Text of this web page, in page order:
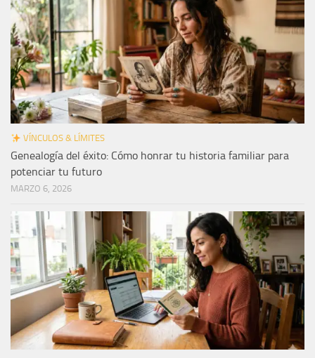
VÍNCULOS & LÍMITES
Genealogía del éxito: Cómo honrar tu historia familiar para
potenciar tu futuro
MARZO 6, 2026